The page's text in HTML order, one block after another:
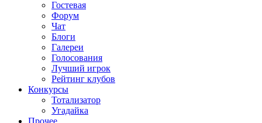
Гостевая
Форум
Чат
Блоги
Галереи
Голосования
Лучший игрок
Рейтинг клубов
Конкурсы
Тотализатор
Угадайка